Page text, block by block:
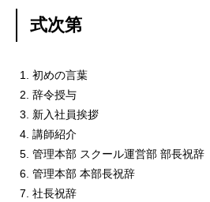
環境を知る
残業規制
人事制度
社内システム
社内勉強会
式次第
初めの言葉
辞令授与
新入社員挨拶
講師紹介
管理本部 スクール運営部 部長祝辞
管理本部 本部長祝辞
社長祝辞